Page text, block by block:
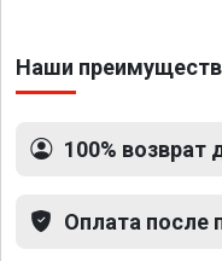
Наши
100% возврат
Оплата после